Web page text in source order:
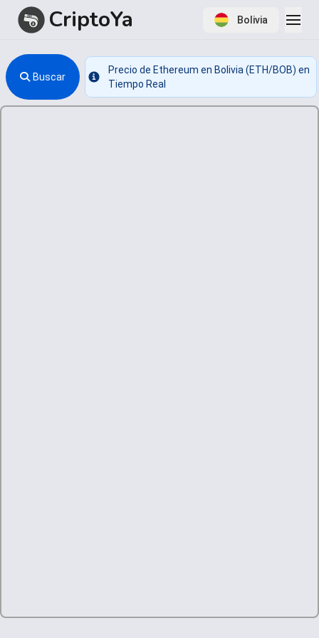
CriptoYa Bolivia
Buscar
Info
Precio de Ethereum en Bolivia (ETH/BOB) en
Tiempo Real